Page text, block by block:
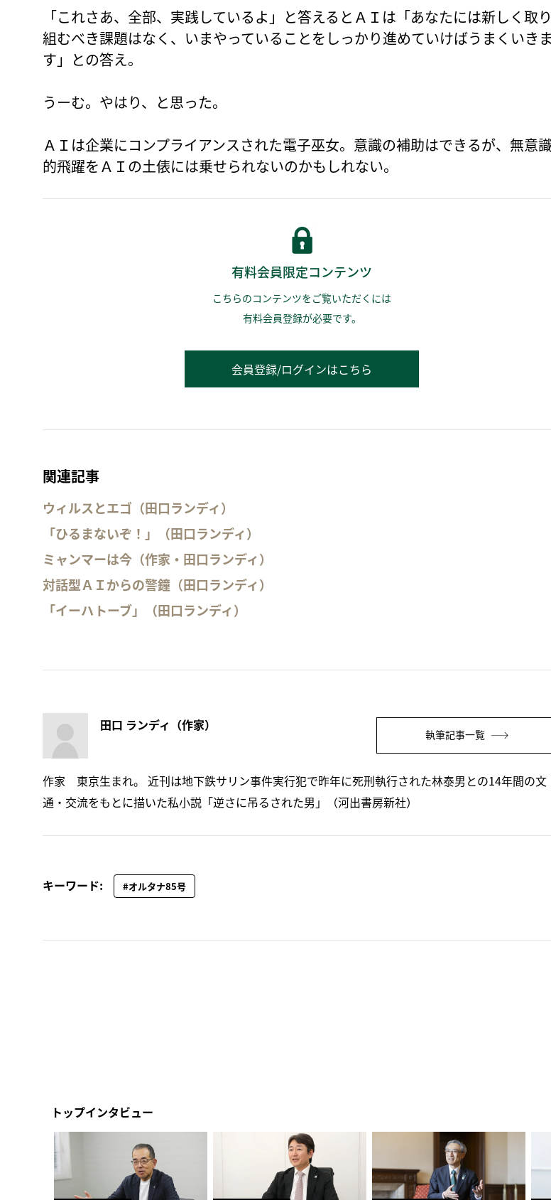
「これさあ、全部、実践しているよ」と答えるとＡＩは「あなたには新しく取り
組むべき課題はなく、いまやっていることをしっかり進めていけばうまくいきま
す」との答え。
うーむ。やはり、と思った。
ＡＩは企業にコンプライアンスされた電子巫女。意識の補助はできるが、無意
的飛躍をＡＩの土俵には乗せられないのかもしれない。
有料会員限定コンテンツ
こちらのコンテンツをご覧いただくには
有料会員登録が必要です。
会員登録/ログインはこちら
関連記事
ウィルスとエゴ（田口ランディ）
「ひるまないぞ！」（田口ランディ）
ミャンマーは今（作家・田口ランディ）
対話型ＡＩからの警鐘（田口ランディ）
「イーハトーブ」（田口ランディ）
田口 ランディ（作家）
執筆記事一覧
作家 東京生まれ。 近刊は地下鉄サリン事件実行犯で昨年に死刑執行された林泰男との14年間の文
通・交流をもとに描いた私小説「逆さに吊るされた男」（河出書房新社）
キーワード: #オルタナ85号
トップインタビュー